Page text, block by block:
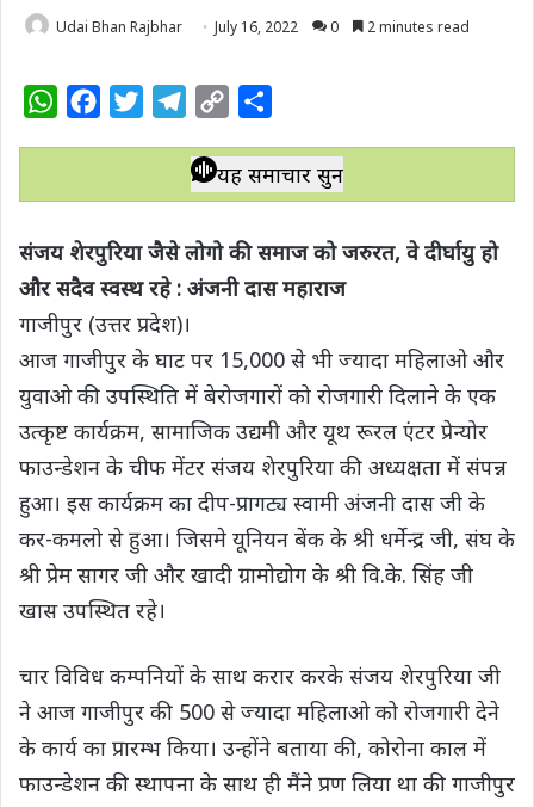
Udai Bhan Rajbhar July 16, 2022 0 2 minutes read
W
t
A
p
p
e
b
o
o
k
t
l
e
g
r
a
m
p
y
L
n
a
r
यह समाचार सुनें
संजय शेरपुरिया जैसे लोगो की समाज को जरुरत, वे दीर्घायु हो
और सदैव स्वस्थ रहे : अंजनी दास महाराज
गाजीपुर (उत्तर प्रदेश)।
आज गाजीपुर के घाट पर 15,000 से भी ज्यादा महिलाओ और
युवाओ की उपस्थिति में बेरोजगारों को रोजगारी दिलाने के एक
उत्कृष्ट कार्यक्रम, सामाजिक उद्यमी और यूथ रूरल एंटर प्रेन्योर
फाउन्डेशन के चीफ मेंटर संजय शेरपुरिया की अध्यक्षता में संपन्न
हुआ। इस कार्यक्रम का दीप-प्रागट्य स्वामी अंजनी दास जी के
कर-कमलो से हुआ। जिसमे यूनियन बेंक के श्री धर्मेन्द्र जी, संघ के
श्री प्रेम सागर जी और खादी ग्रामोद्योग के श्री वि.के. सिंह जी
खास उपस्थित रहे।
चार विविध कम्पनियों के साथ करार करके संजय शेरपुरिया जी
ने आज गाजीपुर की 500 से ज्यादा महिलाओ को रोजगारी देने
के कार्य का प्रारम्भ किया। उन्होंने बताया की, कोरोना काल में
फाउन्डेशन की स्थापना के साथ ही मैंने प्रण लिया था की गाजीपुर